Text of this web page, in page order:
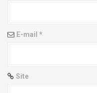
n E-mail *
Site